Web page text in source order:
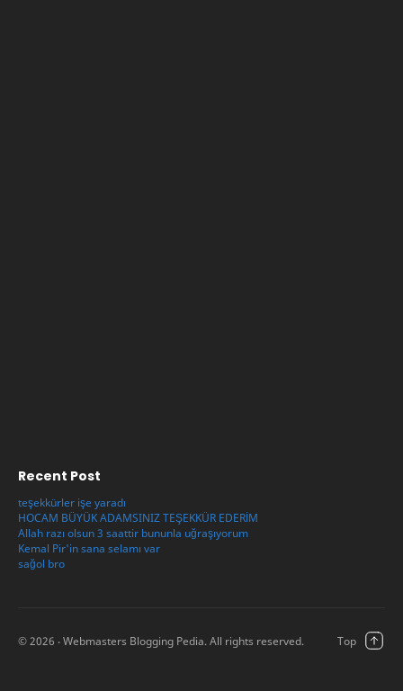
Recent Post
teşekkürler işe yaradı
HOCAM BÜYÜK ADAMSINIZ TEŞEKKÜR EDERİM
Allah razı olsun 3 saattir bununla uğraşıyorum
Kemal Pir'in sana selamı var
sağol bro
©2026 ‧ Webmasters Blogging Pedia. All rights reserved.